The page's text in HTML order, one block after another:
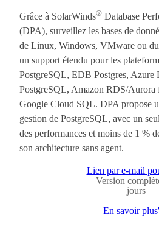
Grâce à SolarWinds® Database
(DPA), surveillez les bases de
de Linux, Windows, VMware ou
un support étendu pour les
PostgreSQL, EDB Postgres, Azure
PostgreSQL, Amazon RDS/Aurora
Google Cloud SQL. DPA propose
gestion de PostgreSQL, avec un
des performances et moins de 1 %
son architecture sans agent.
Lien par e-mail
Version
jours
En savoir plus